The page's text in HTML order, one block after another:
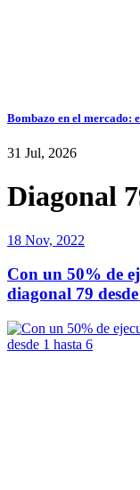
Bombazo en el mercado:
31 Jul, 2026
Diagonal
18 Nov, 2022
Con un 50% de
diagonal 79